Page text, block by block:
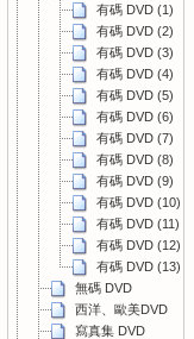
有碼 DVD (1)
有碼 DVD (2)
有碼 DVD (3)
有碼 DVD (4)
有碼 DVD (5)
有碼 DVD (6)
有碼 DVD (7)
有碼 DVD (8)
有碼 DVD (9)
有碼 DVD (10)
有碼 DVD (11)
有碼 DVD (12)
有碼 DVD (13)
無碼 DVD
西洋、歐美DVD
寫真集 DVD